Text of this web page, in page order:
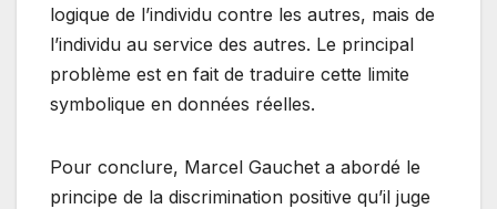
logique de l’individu contre les autres, mais de
l’individu au service des autres. Le principal
problème est en fait de traduire cette limite
symbolique en données réelles.
Pour conclure, Marcel Gauchet a abordé le
principe de la discrimination positive qu’il juge